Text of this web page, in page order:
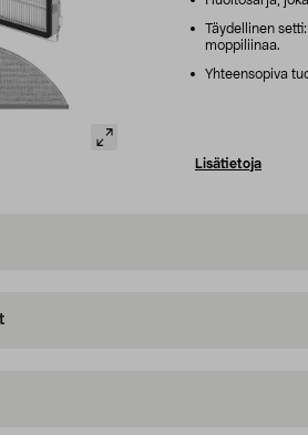
Täydellinen
moppiliinaa.
Yhteensopiva
Lisätietoja